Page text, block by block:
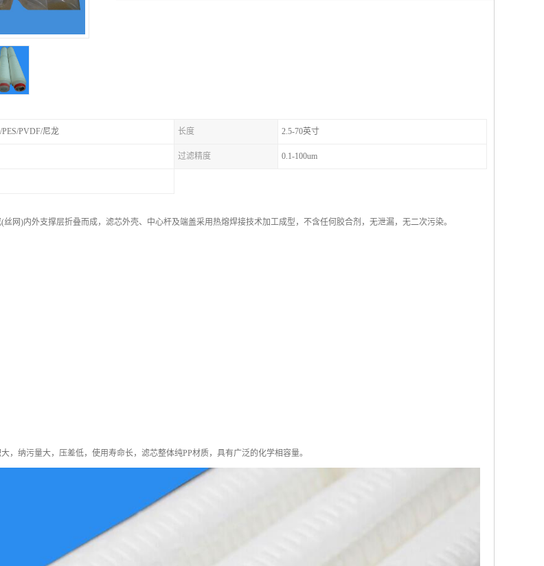
PES/PVDF/尼龙 长度 2.5-70英寸
过滤精度 0.1-100um
丝网)内外支撑层折叠而成，滤芯外壳、中心杆及端盖采用热熔焊接技术加工成型，不含任何胶合剂，无泄漏，无二次污染。
，纳污量大，压差低，使用寿命长，滤芯整体纯PP材质，具有广泛的化学相容量。